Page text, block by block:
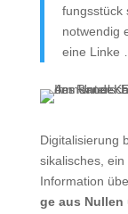
fungs­stück
not­wen­dig
eine Linke
Digi­ta­li­sie­rung
si­ka­li­sches,
Infor­ma­ti­on
ge aus Nul­len